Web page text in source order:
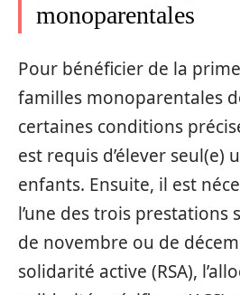
monoparentales
Pour bénéficier de la
familles monoparentales
certaines conditions
est requis d’élever seul(e)
enfants. Ensuite, il est
l’une des trois prestations
de novembre ou de
solidarité active (RSA),